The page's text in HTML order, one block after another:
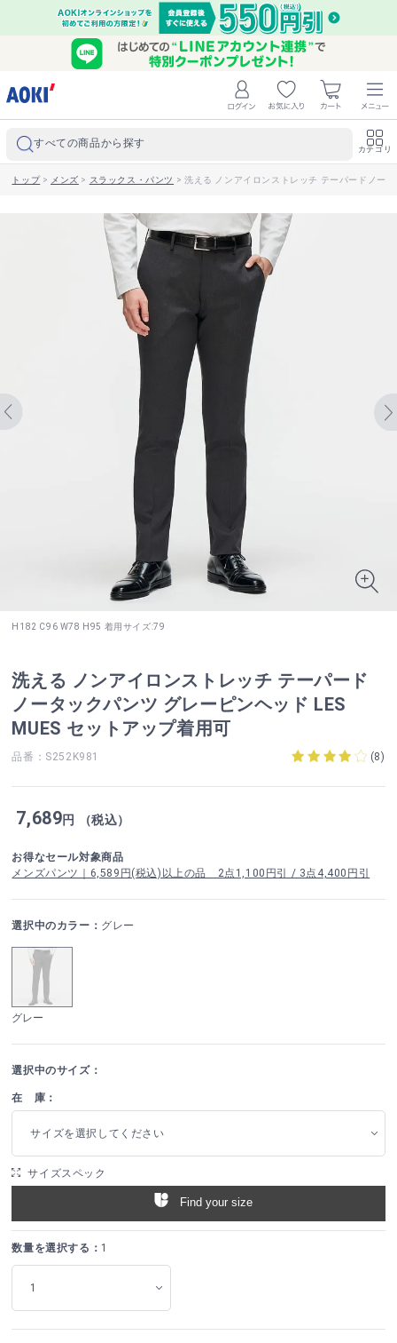
すべての商品から探す カテゴリ
トップ> メンズ > スラックス・パンツ > 洗える ノンアイロンストレッチ テーパードノー
H182 C96 W78 H95 着用サイズ:79
洗える ノンアイロンストレッチ テーパード
ノータックパンツ グレーピンヘッド LES
MUES セットアップ着用可
品番：S252K981 (8)
7,689円 （税込）
お得なセール対象商品
メンズパンツ｜6,589円(税込)以上の品 2点1,100円引 / 3点4,400円引
選択中のカラー： グレー
グレー
選択中のサイズ：
在 庫：
サイズを選択してください
サイズスペック
Find your size
数量を選択する： 1